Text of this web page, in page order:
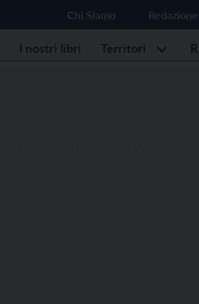
Chi Siamo Redazione
I nostri libri Territori